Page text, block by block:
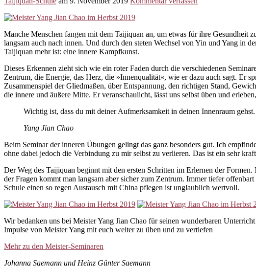
Manche Menschen fangen mit dem Taijiquan an, um etwas für ihre
langsam auch nach innen. Und durch den steten Wechsel von Yin und Yang in
Taijiquan mehr ist: eine innere Kampfkunst.
Dieses Erkennen zieht sich wie ein roter Faden durch die verschiedenen
Zentrum, die Energie, das Herz, die »Innenqualität«, wie er dazu auch sagt. Er
Zusammenspiel der Gliedmaßen, über Entspannung, den richtigen Stand,
die innere und äußere Mitte. Er veranschaulicht, lässt uns selbst üben und
Wichtig ist, dass du mit deiner Aufmerksamkeit in deinen Innenraum
Yang Jian Chao
Beim Seminar der inneren Übungen gelingt das ganz besonders gut. Ich
ohne dabei jedoch die Verbindung zu mir selbst zu verlieren. Das ist ein sehr
Der Weg des Taijiquan beginnt mit den ersten Schritten im Erlernen der
der Fragen kommt man langsam aber sicher zum Zentrum. Immer tiefer
Schule einen so regen Austausch mit China pflegen ist unglaublich wertvoll.
Wir bedanken uns bei Meister Yang Jian Chao für seinen wunderbaren
Impulse von Meister Yang mit euch weiter zu üben und zu vertiefen
Mehr zu den Meister-Seminaren
Johanna Saemann und Heinz Günter Saemann